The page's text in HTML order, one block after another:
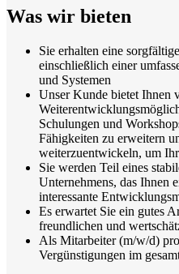
Was wir bieten
Sie erhalten eine
einschließlich einer
und Systemen
Unser Kunde bietet Ihnen
Schulungen und
Fähigkeiten zu erweitern
weiterzuentwickeln, um
Sie werden Teil eines
Unternehmens, das Ihnen
interessante
Es erwartet Sie ein gutes
freundlichen und
Als Mitarbeiter (m/w/d)
Vergünstigungen im